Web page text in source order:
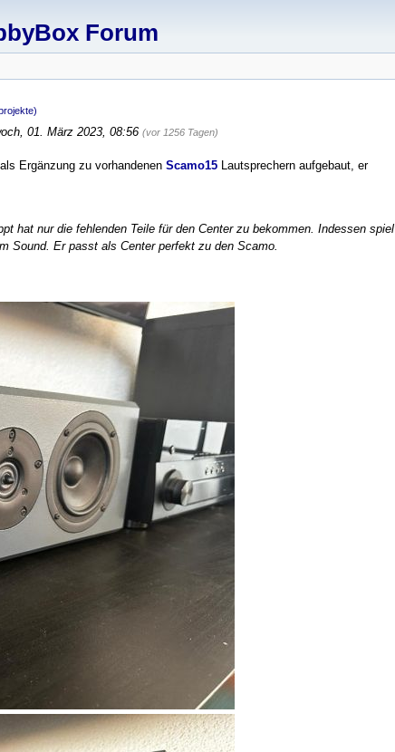
Forum
01. März 2023, 08:56 (vor 1256 Tagen)
als Ergänzung zu vorhandenen Scamo15 Lautsprechern aufgebaut, er
hat nur die fehlenden Teile für den Center zu bekommen. Indessen spiel
Sound. Er passt als Center perfekt zu den Scamo.